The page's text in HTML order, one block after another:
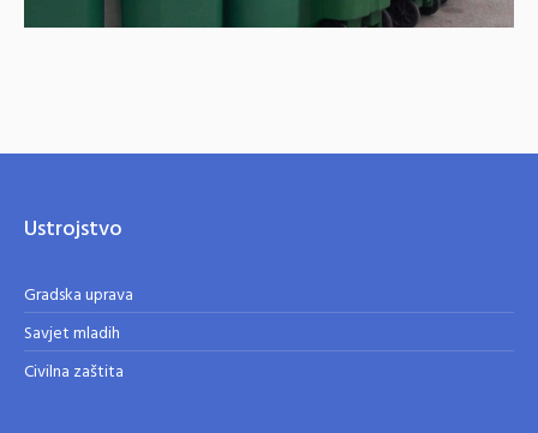
Ustrojstvo
Gradska uprava
Savjet mladih
Civilna zaštita